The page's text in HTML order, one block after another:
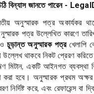
বিন্যাস জানতে পারেন -
অনুস্মারক পত্র অকার্যকর
পত্র উল্লেখিত কারণে
চূড়ান্ত অনুস্মারক পত্রখেলাপি
উল্লেখ থাকবে নিকট প্রেরণ
মিটান, একটি আইনগত ব্যবস্থা
করা হবে। অনুস্মারক প্রথম
নির্দিষ্ট করে, এবং রেফারেন্স বা